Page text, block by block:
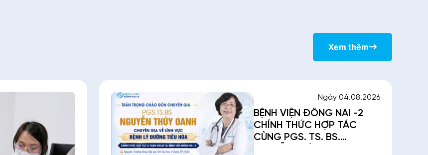
Xem thêm
Ngày 04.08.2026
BỆNH VIỆN ĐỒNG NAI -2
CHÍNH THỨC HỢP TÁC
CÙNG PGS. TS. BS.